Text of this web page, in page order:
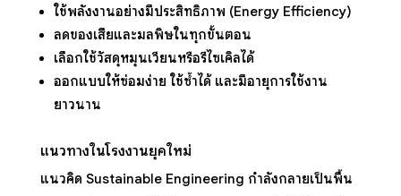
ใช้พลังงานอย่างมีประสิทธิภาพ (Energy Efficiency)
ลดของเสียและมลพิษในทุกขั้นตอน
เลือกใช้วัสดุหมุนเวียนหรือรีไซเคิลได้
ออกแบบให้ซ่อมง่าย ใช้ซ้ำได้ และมีอายุการใช้งาน
ยาวนาน
แนวทางในโรงงานยุคใหม่
แนวคิด Sustainable Engineering กำลังกลายเป็นพื้น